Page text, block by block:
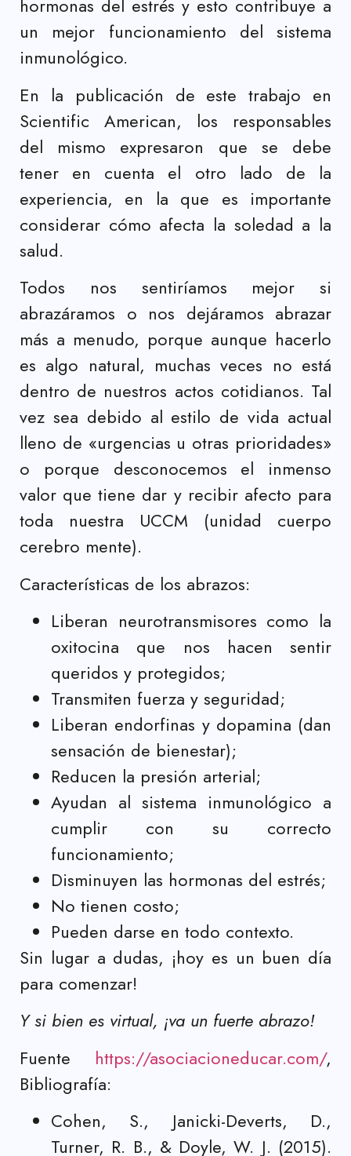
hormonas del estrés y esto contribuye a
un mejor funcionamiento del sistema
inmunológico.
En la publicación de este trabajo en
Scientific American, los responsables
del mismo expresaron que se debe
tener en cuenta el otro lado de la
experiencia, en la que es importante
considerar cómo afecta la soledad a la
salud.
Todos nos sentiríamos mejor si
abrazáramos o nos dejáramos abrazar
más a menudo, porque aunque hacerlo
es algo natural, muchas veces no está
dentro de nuestros actos cotidianos. Tal
vez sea debido al estilo de vida actual
lleno de «urgencias u otras prioridades»
o porque desconocemos el inmenso
valor que tiene dar y recibir afecto para
toda nuestra UCCM (unidad cuerpo
cerebro mente).
Características de los abrazos:
Liberan neurotransmisores como la
oxitocina que nos hacen sentir
queridos y protegidos;
Transmiten fuerza y seguridad;
Liberan endorfinas y dopamina (dan
sensación de bienestar);
Reducen la presión arterial;
Ayudan al sistema inmunológico a
cumplir con su correcto
funcionamiento;
Disminuyen las hormonas del estrés;
No tienen costo;
Pueden darse en todo contexto.
Sin lugar a dudas, ¡hoy es un buen día
para comenzar!
Y si bien es virtual, ¡va un fuerte abrazo!
Fuente https://asociacioneducar.com/,
Bibliografía:
Cohen, S., Janicki-Deverts, D.,
Turner, R. B., & Doyle, W. J. (2015).